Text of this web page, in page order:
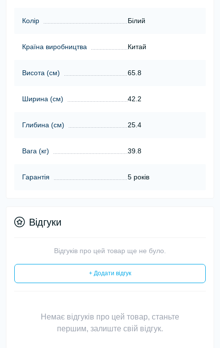
Колір Білий
Країна виробництва Китай
Висота (cм) 65.8
Ширина (cм) 42.2
Глибина (cм) 25.4
Вага (кг) 39.8
Гарантія 5 років
Відгуки
Відгуків про цей товар ще не було.
+ Додати відгук
Немає відгуків про цей товар, станьте
першим, залиште свій відгук.